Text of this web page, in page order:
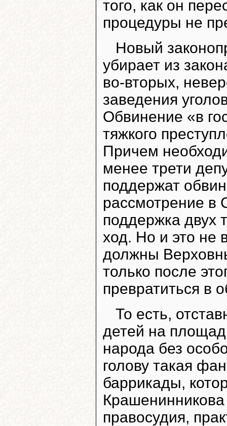
того, как он
процедуры не
Новый
убирает из
во-вторых,
заведения
Обвинение «в
тяжкого
Причем
менее трети
поддержат
рассмотрение в
поддержка двух
ход. Но и это не
должны
только после
превратиться в
То есть,
детей на
народа без
голову такая
баррикады,
правосудия,